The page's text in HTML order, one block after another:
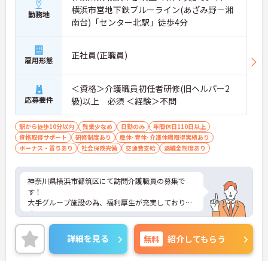
勤務地
横浜市営地下鉄ブルーライン(あざみ野－湘
南台)「センター北駅」徒歩4分
雇用形態 正社員(正職員)
応募要件
＜資格＞介護職員初任者研修(旧ヘルパー2
級)以上 必須 ＜経験＞不問
駅から徒歩10分以内 残業少なめ 日勤のみ
年間休日110日以上
資格取得サポート
研修制度あり
産休･育休･介護休暇取得実績あり
ボーナス・賞与あり
社会保険完備 交通費支給 退職金制度あり
神奈川県横浜市都筑区にて訪問介護職員の募集で
す！
大手グループ施設の為、福利厚生が充実しておりま
す。
日勤のみでリフレッシュ休暇もありプライベートと
の両立も可能♪
社内研修制度も充実しており、キャリアアップを目
指す方にもおすすめです。
詳細を見る 無料 紹介してもらう